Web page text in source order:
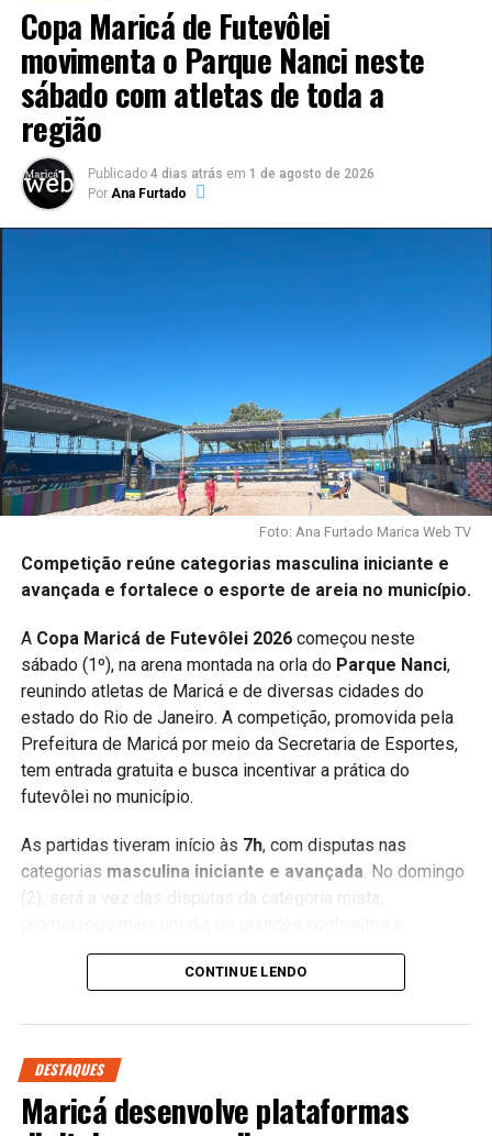
Copa Maricá de Futevôlei
movimenta o Parque Nanci neste
sábado com atletas de toda a
região
Publicado 4 dias atrás em 1 de agosto de 2026
Por Ana Furtado
Foto: Ana Furtado Marica Web TV
Competição reúne categorias masculina iniciante e
avançada e fortalece o esporte de areia no município.
A Copa Maricá de Futevôlei 2026começou neste
sábado (1º), na arena montada na orla do Parque Nanci,
reunindo atletas de Maricá e de diversas cidades do
estado do Rio de Janeiro. A competição, promovida pela
Prefeitura de Maricá por meio da Secretaria de Esportes,
tem entrada gratuita e busca incentivar a prática do
futevôlei no município.
As partidas tiveram início às 7h, com disputas nas
categorias masculina iniciante e avançada. No domingo
(2), será a vez das disputas da categoria mista,
integração entre atletas e torcedores.
abertura daLiga Nacional de Futevôlei, reunindo equipes
principais destinos para grandes eventos esportivos
ligados aos esportes de areia.
CONTINUE LENDO
DESTAQUES
Maricá desenvolve plataformas